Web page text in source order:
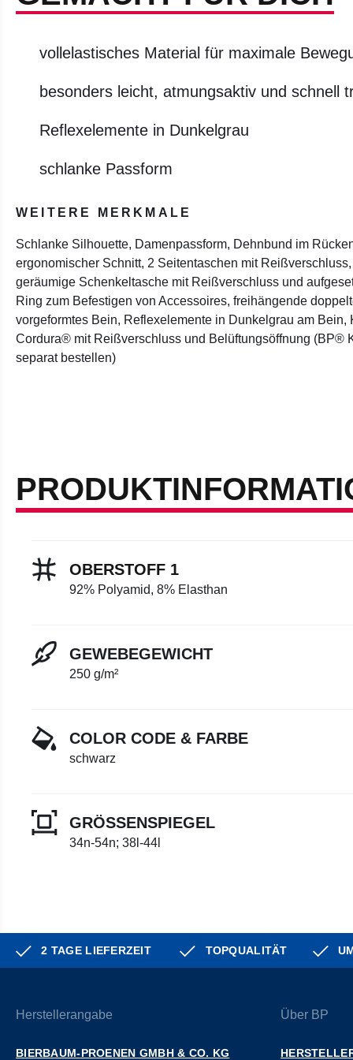
vollelastisches Material für maximale
besonders leicht, atmungsaktiv und schnell
Reflexelemente in Dunkelgrau
schlanke Passform
WEITERE MERKMALE
Schlanke Silhouette, Damenpassform, Dehnbund im
ergonomischer Schnitt, 2 Seitentaschen mit
geräumige Schenkeltasche mit Reißverschluss und
Ring zum Befestigen von Accessoires, freihängende
vorgeformtes Bein, Reflexelemente in Dunkelgrau am Bein,
Cordura® mit Reißverschluss und Belüftungsöffnung (BP®
separat bestellen)
OBERSTOFF 1
92% Polyamid, 8% Elasthan
GEWEBEGEWICHT
250 g/m²
COLOR CODE & FARBE
schwarz
GRÖSSENSPIEGEL
34n-54n; 38l-44l
2 TAGE LIEFERZEIT TOPQUALITÄT
Herstellerangabe
BIERBAUM-PROENEN GMBH & CO. KG
Über BP